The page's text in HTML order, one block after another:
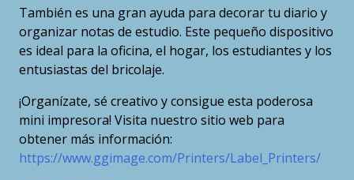
También es una gran ayuda para decorar tu diario y
organizar notas de estudio. Este pequeño dispositivo
es ideal para la oficina, el hogar, los estudiantes y los
entusiastas del bricolaje.
¡Organízate, sé creativo y consigue esta poderosa
mini impresora! Visita nuestro sitio web para
obtener más información:
https://www.ggimage.com/Printers/Label_Printers/